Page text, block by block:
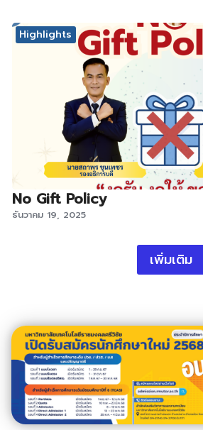
Highlights
No Gift Policy
ธันวาคม 19, 2025
เพิ่มเติม